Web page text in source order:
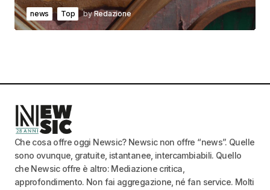
news Top byRedazione
Che cosa offre oggi Newsic? Newsic non offre “news”. Quelle
sono ovunque, gratuite, istantanee, intercambiabili. Quello
che Newsic offre è altro: Mediazione critica,
approfondimento. Non fai aggregazione, né fan service. Molti